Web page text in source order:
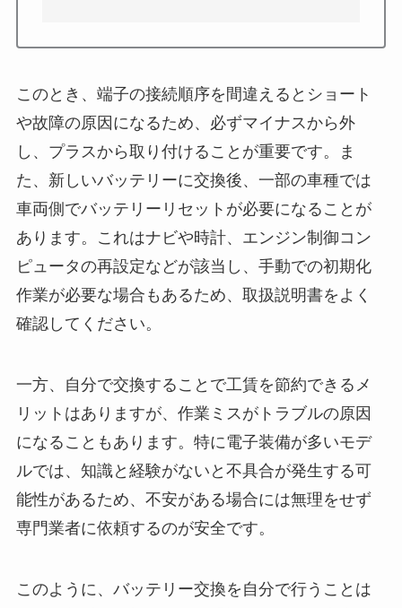
このとき、端子の接続順序を間違えるとショート
や故障の原因になるため、必ずマイナスから外
し、プラスから取り付けることが重要です。ま
た、新しいバッテリーに交換後、一部の車種では
車両側でバッテリーリセットが必要になることが
あります。これはナビや時計、エンジン制御コン
ピュータの再設定などが該当し、手動での初期化
作業が必要な場合もあるため、取扱説明書をよく
確認してください。
一方、自分で交換することで工賃を節約できるメ
リットはありますが、作業ミスがトラブルの原因
になることもあります。特に電子装備が多いモデ
ルでは、知識と経験がないと不具合が発生する可
能性があるため、不安がある場合には無理をせず
専門業者に依頼するのが安全です。
このように、バッテリー交換を自分で行うことは